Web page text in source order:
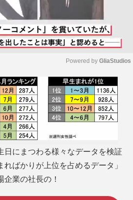
M
u
e
Powered by GliaStudios
日にまつわる様々なデータを検証
ればかりが上位を占めるデータ」
業の社長の！